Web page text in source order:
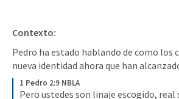
Contexto:
Pedro ha estado hablando de como los
nueva identidad ahora que han
1 Pedro 2:9 NBLA